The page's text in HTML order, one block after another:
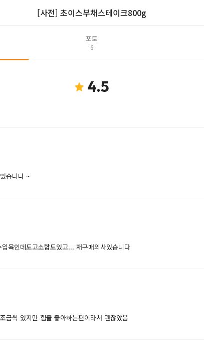
[사전] 초이스부채스테이크800g
포토
6
4.5
습니다 ~
육인데도고소함도있고... 재구매의사있습니다
금씩 있지만 힘줄 좋아하는편이라서 괜찮았음